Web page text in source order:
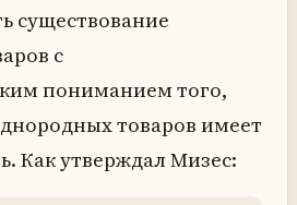
существование
с
пониманием того,
товаров имеет
Как утверждал Мизес: